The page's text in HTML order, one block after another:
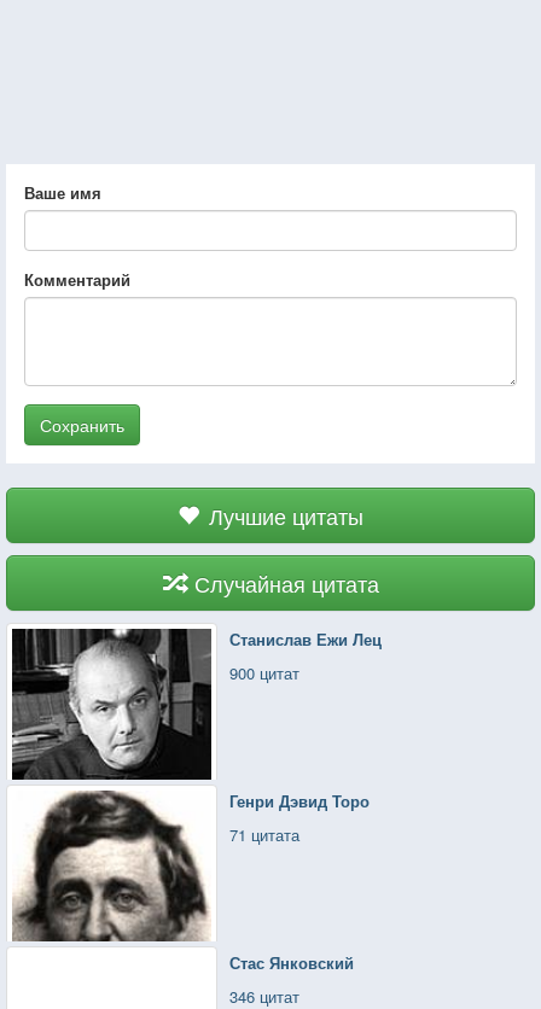
Ваше имя
Комментарий
Сохранить
Лучшие цитаты
Случайная цитата
Станислав Ежи Лец
900 цитат
Генри Дэвид Торо
71 цитата
Стас Янковский
346 цитат